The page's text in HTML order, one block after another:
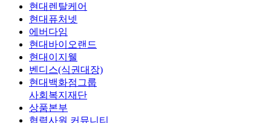
현대렌탈케어
현대퓨처넷
에버다임
현대바이오랜드
현대이지웰
벤디스(식권대장)
현대백화점그룹
사회복지재단
상품본부
협력사원 커뮤니티